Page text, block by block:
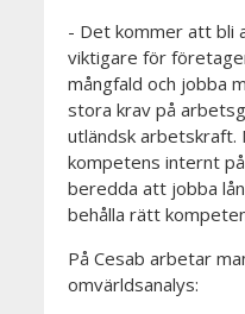
- Det kommer att bli
viktigare för
mångfald och jobba
stora krav på
utländsk arbetskraft.
kompetens internt
beredda att jobba
behålla rätt
På Cesab arbetar
omvärldsanalys: